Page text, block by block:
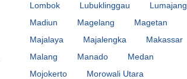
Lombok
Lubuklinggau
Lumajang
Madiun
Magelang
Magetan
Majalaya
Majalengka
Makassar
Malang
Manado
Medan
Mojokerto
Morowali Utara